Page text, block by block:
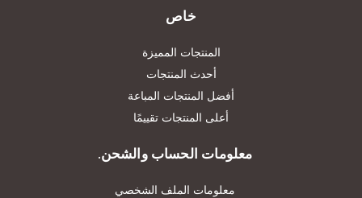
خاص
المنتجات المميزة
أحدث المنتجات
أفضل المنتجات المباعة
أعلى المنتجات تقييمًا
معلومات الحساب والشحن.
معلومات الملف الشخصي